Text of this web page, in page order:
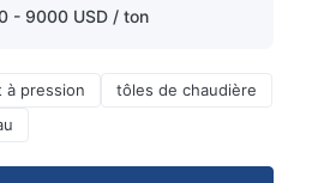
- 9000 USD / ton
à pression
tôles de chaudière